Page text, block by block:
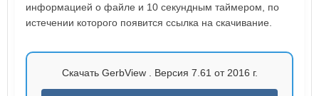
информацией о файле и 10 секундным таймером, по
истечении которого появится ссылка на скачивание.
Скачать GerbView . Версия 7.61 от 2016 г.